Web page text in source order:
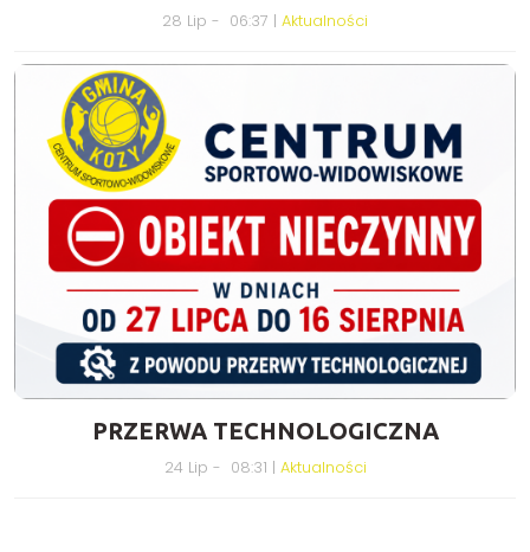
28 Lip - 06:37 | Aktualności
PRZERWA TECHNOLOGICZNA
24 Lip - 08:31 | Aktualności